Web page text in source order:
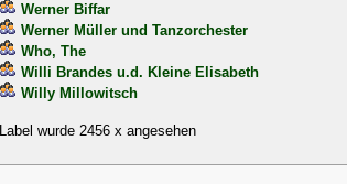
Werner Biffar
Werner Müller und Tanzorchester
Who, The
Willi Brandes u.d. Kleine Elisabeth
Willy Millowitsch
Label wurde 2456 x angesehen